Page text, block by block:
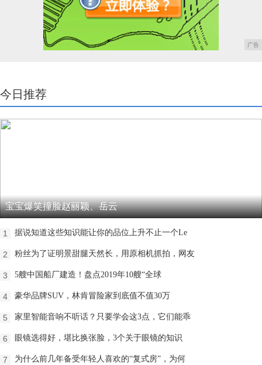
广告
今日推荐
宝宝爆笑撞脸赵丽颖、岳云
1 据说知道这些知识能让你的品位上升不止一个Le
2 粉丝为了证明景甜腿天然长，用原相机抓拍，网友
3 5艘中国船厂建造！盘点2019年10艘“全球
4 豪华品牌SUV，林肯冒险家到底值不值30万
5 家里智能音响不听话？只要学会这3点，它们能乖
6 ​眼镜选得好，堪比换张脸，3个关于眼镜的知识
7 为什么前几年备受年轻人喜欢的“复式房”，为何